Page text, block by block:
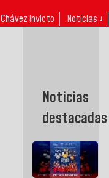
Chávez invicto Noticias ↓
Noticias
destacadas